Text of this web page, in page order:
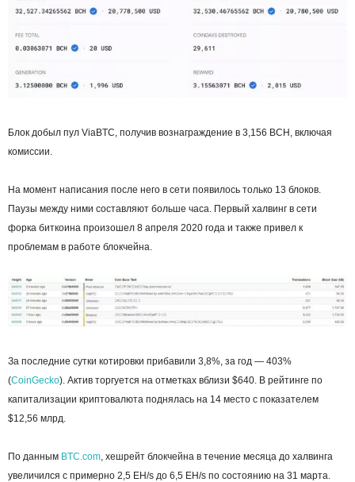
Блок добыл пул ViaBTC, получив вознаграждение в 3,156 BCH, включая
комиссии.
На момент написания после него в сети появилось только 13 блоков.
Паузы между ними составляют больше часа. Первый халвинг в сети
форка биткоина произошел 8 апреля 2020 года и также привел к
проблемам в работе блокчейна.
За последние сутки котировки прибавили 3,8%, за год — 403%
(CoinGecko). Актив торгуется на отметках вблизи $640. В рейтинге по
капитализации криптовалюта поднялась на 14 место с показателем
$12,56 млрд.
По данным BTC.com, хешрейт блокчейна в течение месяца до халвинга
увеличился с примерно 2,5 EH/s до 6,5 EH/s по состоянию на 31 марта.